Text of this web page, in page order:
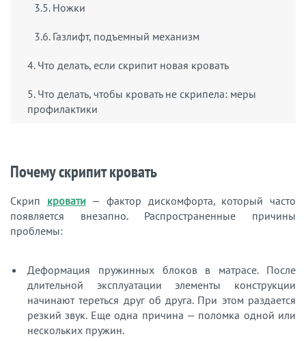
3.5. Ножки
3.6. Газлифт, подъемный механизм
4. Что делать, если скрипит новая кровать
5. Что делать, чтобы кровать не скрипела: меры
профилактики
Почему скрипит кровать
Скрип кровати— фактор дискомфорта, который часто
появляется внезапно. Распространенные причины
проблемы:
Деформация пружинных блоков в матрасе. После
длительной эксплуатации элементы конструкции
начинают тереться друг об друга. При этом раздается
резкий звук. Еще одна причина — поломка одной или
нескольких пружин.